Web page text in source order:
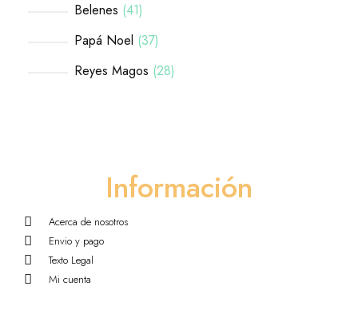
Belenes 41
Papá Noel 37
Reyes Magos 28
Información
Acerca de nosotros
Envio y pago
Texto Legal
Mi cuenta